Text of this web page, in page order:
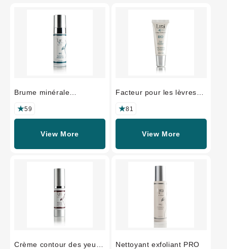
Brume minérale
59
View More
Facteur pour les lèvres
81
View More
Crème contour des yeux
Nettoyant exfoliant PRO